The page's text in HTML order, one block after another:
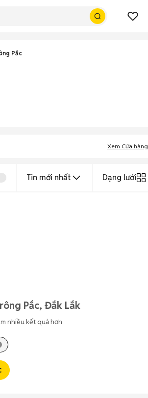
Pắc
Xem Cửa hàng
Tin mới nhất Dạng lưới
Pắc, Đắk Lắk
nhiều kết quả hơn